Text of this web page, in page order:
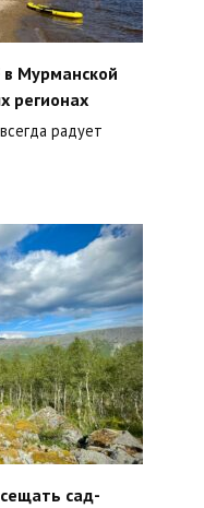
в Мурманской
регионах
радует
сад-